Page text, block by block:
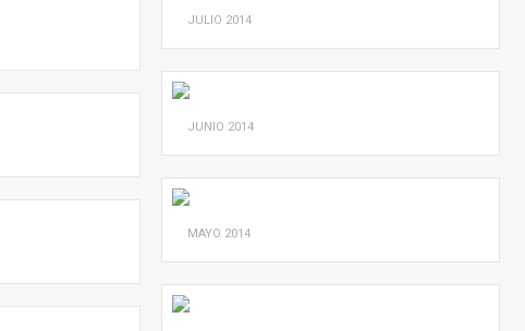
JULIO 2014
JUNIO 2014
MAYO 2014